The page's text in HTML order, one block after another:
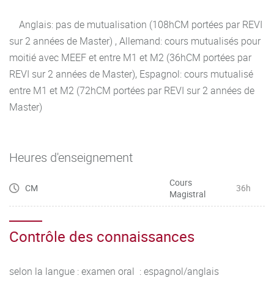
Anglais: pas de mutualisation (108hCM portées par REVI
sur 2 années de Master) , Allemand: cours mutualisés pour
moitié avec MEEF et entre M1 et M2 (36hCM portées par
REVI sur 2 années de Master), Espagnol: cours mutualisé
entre M1 et M2 (72hCM portées par REVI sur 2 années de
Master)
Heures d'enseignement
CM
Cours
Magistral
36h
Contrôle des connaissances
selon la langue : examen oral : espagnol/anglais